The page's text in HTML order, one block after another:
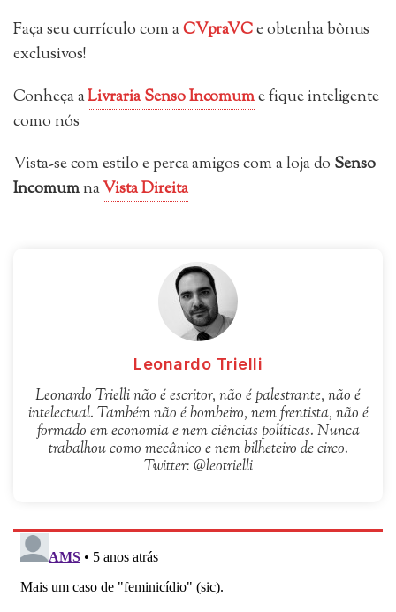
Faça seu currículo com aCVpraVCe obtenha bônus
exclusivos!
Conheça aLivraria Senso Incomume fique inteligente
como nós
Vista-se com estilo e perca amigos com a loja do Senso
IncomumnaVista Direita
Leonardo Trielli
Leonardo Trielli não é escritor, não é palestrante, não é
intelectual. Também não é bombeiro, nem frentista, não é
formado em economia e nem ciências políticas. Nunca
trabalhou como mecânico e nem bilheteiro de circo.
Twitter: @leotrielli